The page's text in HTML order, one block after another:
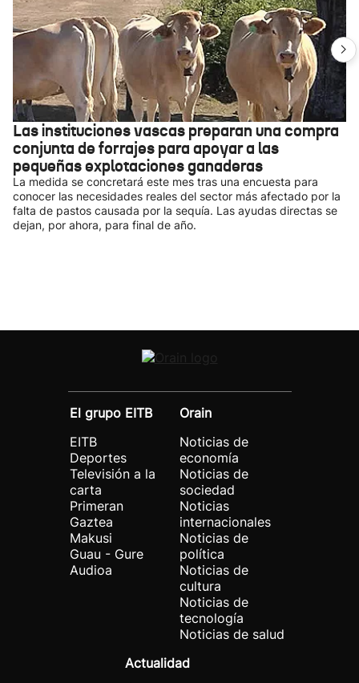
Las instituciones vascas preparan una compra
conjunta de forrajes para apoyar a las
pequeñas explotaciones ganaderas
La medida se concretará este mes tras una encuesta para
conocer las necesidades reales del sector más afectado por la
falta de pastos causada por la sequía. Las ayudas directas se
dejan, por ahora, para final de año.
El grupo EITB
EITB
Deportes
Televisión a la
carta
Primeran
Gaztea
Makusi
Guau - Gure
Audioa
Orain
Noticias de
economía
Noticias de
sociedad
Noticias
internacionales
Noticias de
política
Noticias de
cultura
Noticias de
tecnología
Noticias de salud
Actualidad